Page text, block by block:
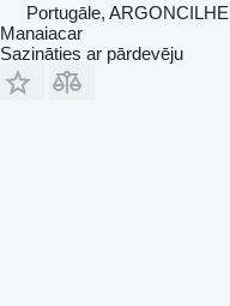
Portugāle, ARGONCILHE
Manaiacar
Sazināties ar pārdevēju